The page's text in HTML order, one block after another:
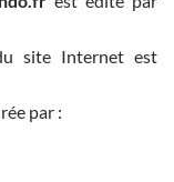
site Internet est
par :